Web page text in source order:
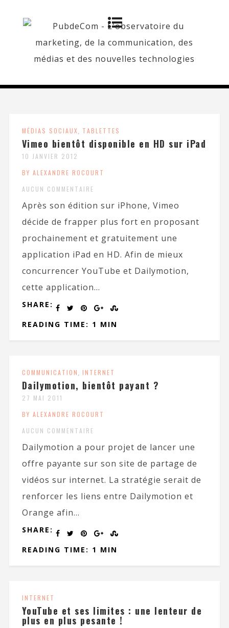
MÉDIAS SOCIAUX, TABLETTES
Vimeo bientôt disponible en HD sur iPad
10 JANVIER 2012
BY ALEXANDRE ROCOURT
AUCUN COMMENTAIRE
Après son édition sur iPhone, Vimeo
décide de frapper plus fort en proposant
prochainement et gratuitement une
application iPad en HD. Afin de mieux
concurrencer YouTube et Dailymotion,
cette application...
SHARE:
READING TIME: 1 MIN
COMMUNICATION, INTERNET
Dailymotion, bientôt payant ?
27 MAI 2011
BY ALEXANDRE ROCOURT
AUCUN COMMENTAIRE
Dailymotion a pour projet de lancer une
offre payante sur son site de partage de
vidéos sur internet. La stratégie serait de
renforcer les liens entre Dailymotion et
Orange afin...
SHARE:
READING TIME: 1 MIN
INTERNET
YouTube et ses limites : une lenteur de
plus en plus pesante !